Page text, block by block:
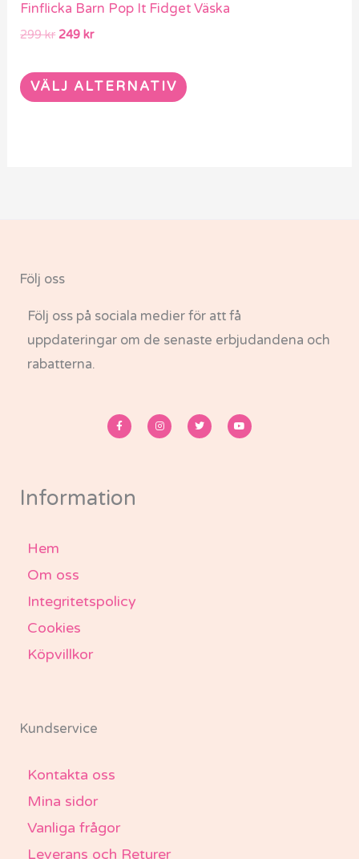
Finflicka Barn Pop It Fidget Väska
299kr 249kr
VÄLJ ALTERNATIV
Följ oss
Följ oss på sociala medier för att få
uppdateringar om de senaste erbjudandena och
rabatterna.
a
c
e
f
n
s
t
w
i
t
o
u
t
Information
Hem
Om oss
Integritetspolicy
Cookies
Köpvillkor
Kundservice
Kontakta oss
Mina sidor
Vanliga frågor
Leverans och Returer